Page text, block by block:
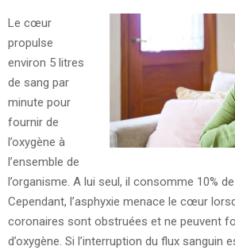
Le cœur
propulse
environ 5 litres
de sang par
minute pour
fournir de
l’oxygène à
l’ensemble de
l’organisme. A lui seul, il consomme 10%
Cependant, l’asphyxie menace le cœur
coronaires sont obstruées et ne peuvent
d’oxygène. Si l’interruption du flux sanguin